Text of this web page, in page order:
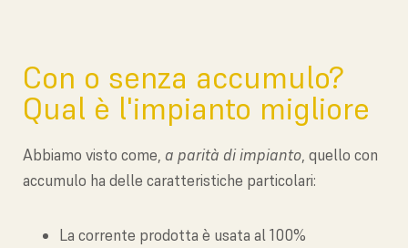
Con o senza accumulo?
Qual è l'impianto migliore
Abbiamo visto come, a parità di impianto, quello con
accumulo ha delle caratteristiche particolari:
La corrente prodotta è usata al 100%